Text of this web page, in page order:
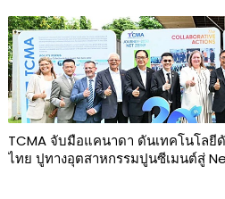
TCMA จับมือแคนาดา ดันเทคโนโลยี
ไทย ปูทางอุตสาหกรรมปูนซีเมนต์สู่